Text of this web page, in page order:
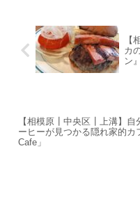
【
カ
ン』
【相模原┃中央区┃上溝】自
ーヒーが見つかる隠れ家的カ
Cafe」